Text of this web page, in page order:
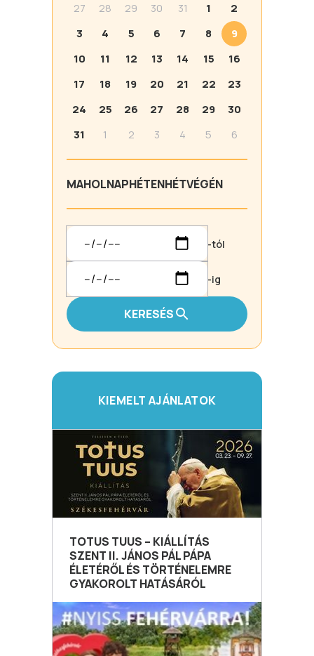
27
28 29 30 31 1
2
3
4 5 6 7 8
9
10
11 12 13 14 15
16
17
18 19 20 21 22
23
24
25 26 27 28 29
30
31
1 2 3 4 5 6
MAHOLNAPHÉTENHÉTVÉGÉN
-tól
-ig
KERESÉS
KIEMELT AJÁNLATOK
TOTUS TUUS – KIÁLLÍTÁS
SZENT II. JÁNOS PÁL PÁPA
ÉLETÉRŐL ÉS TÖRTÉNELEMRE
GYAKOROLT HATÁSÁRÓL